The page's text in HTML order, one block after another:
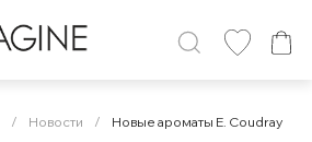
/ Новости / Новые ароматы E. Coudray